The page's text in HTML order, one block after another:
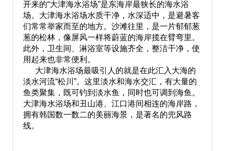
开来的“大津海水浴场”是东海岸最狭长的海水浴
场。大津海水浴场水质干净，水深适中，是避暑客
们常常举家而至的地方。沙滩往里，是一片郁郁葱
葱的松林，像屏风一样将蔚蓝的海岸揽在臂弯里。
此外，卫生间、淋浴室等设施齐全，整洁干净，使
用起来也非常便利。
大津海水浴场最吸引人的就是在此汇入大海的
淡水河流“松川”。这里淡水和海水交汇，有大量的
鱼类聚集，既可钓到淡水鱼，同时也可调到海鱼。
大津海水浴场和丑山港、江口港间相连的海岸路，
拥有韩国数一数二的美丽海景，是著名的兜风路
线。